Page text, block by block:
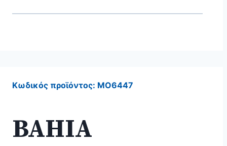
Κωδικός προϊόντος: MO6447
BAHIA